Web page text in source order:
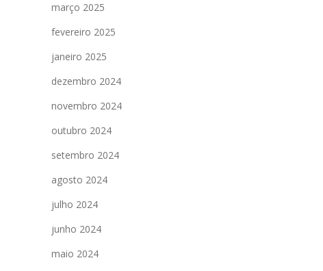
março 2025
fevereiro 2025
janeiro 2025
dezembro 2024
novembro 2024
outubro 2024
setembro 2024
agosto 2024
julho 2024
junho 2024
maio 2024